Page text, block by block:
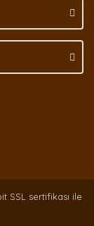
SSL sertifikası ile